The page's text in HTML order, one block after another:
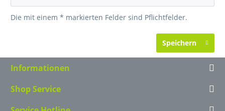
Die mit einem * markierten Felder sind Pflichtfelder.
Speichern
Informationen
Shop Service